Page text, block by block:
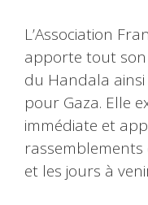
L’Association
apporte tout
du Handala
pour Gaza. Elle
immédiate et
et les jours à